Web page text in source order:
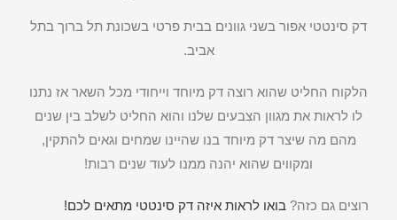
דק סינטטי אפור בשני גוונים בבית פרטי בשכונת תל ברוך בתל
אביב.
הלקוח החליט שהוא רוצה דק מיוחד וייחודי מכל השאר אז נתנו
לו לראות את מגוון הצבעים שלנו והוא החליט לשלב בין שנים
מהם מה שיצר דק מיוחד בנו שהיינו שמחים וגאים להתקין,
ומקווים שהוא יהנה ממנו לעוד שנים רבות!
רוצים גם כזה? בואו לראות איזה דק סינטטי מתאים לכם!